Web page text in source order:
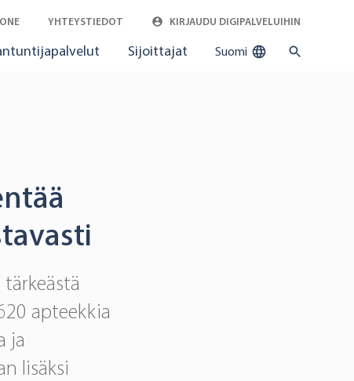
YHTEYSTIEDOT KIRJAUDU DIGIPALVELUIHIN
Sijoittajat Suomi
apteekkia
ja
lisäksi